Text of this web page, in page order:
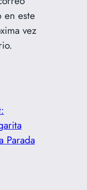
en este
vez
Parada